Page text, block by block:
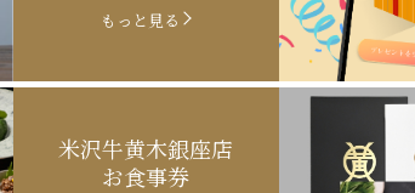
もっと見る
米沢牛黄木銀座店
お食事券